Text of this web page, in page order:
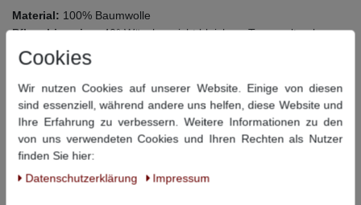
Material: 100% Baumwolle
Pflegehinweise:40° Wäsche, nicht bleichen, Trommeltrocknen
bei niedriger Temperatur, bügeln bei mittlerer Temperatur, nicht
chemisch reinigen
Dieser Artikel hat folgende Maße:
Größe Bauchumfang Rückenlänge
3XL
Cookies
Wir nutzen Cookies auf unserer Website. Einige von diesen
sind essenziell, während andere uns helfen, diese Website und
Ihre Erfahrung zu verbessern. Weitere Informationen zu den
von uns verwendeten Cookies und Ihren Rechten als Nutzer
finden Sie hier:
Daten­schutz­erklärung
Impressum